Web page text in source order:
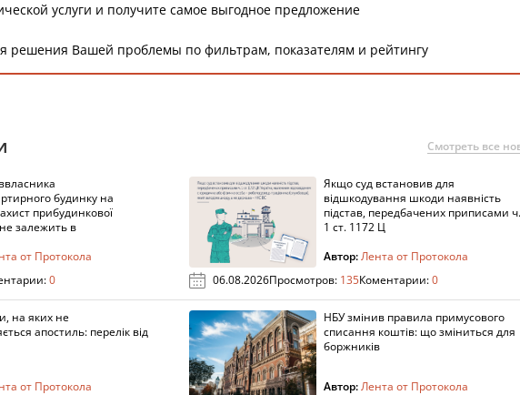
услуги и получите самое выгодное предложение
решения Вашей проблемы по фильтрам, показателям и рейтингу
Смотреть все
будинку на
прибудинкової
не залежить в
от Протокола
0
Якщо суд встановив для
відшкодування шкоди наявність
підстав, передбачених приписами ч.
1 ст. 1172 Ц
Автор:Лента от Протокола
06.08.2026Просмотров: 135Коментарии:0
на яких не
апостиль: перелік від
от Протокола
НБУ змінив правила примусового
списання коштів: що зміниться для
боржників
Автор:Лента от Протокола